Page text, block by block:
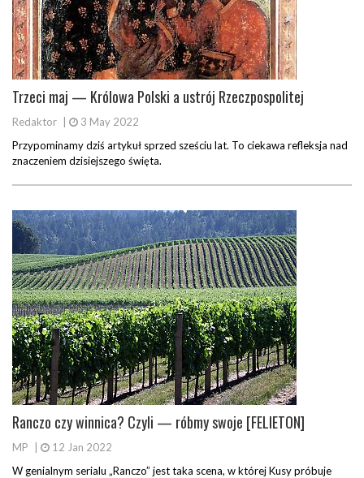
Trzeci maj — Królowa Polski a ustrój Rzeczpospolitej
Redaktor
3 May 2022
Przypominamy dziś artykuł sprzed sześciu lat. To ciekawa refleksja nad
znaczeniem dzisiejszego święta.
Ranczo czy winnica? Czyli — róbmy swoje [FELIETON]
MP
12 Jan 2022
W genialnym serialu „Ranczo” jest taka scena, w której Kusy próbuje